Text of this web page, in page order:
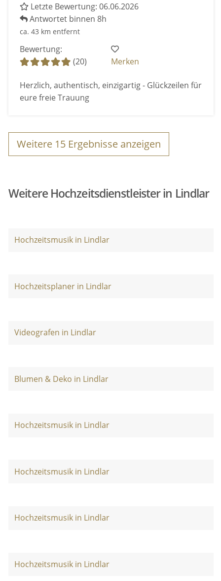
Letzte Bewertung: 06.06.2026
Antwortet binnen 8h
ca. 43 km entfernt
Bewertung:
(20)
Merken
Herzlich, authentisch, einzigartig - Glückzeilen für
eure freie Trauung
Weitere 15 Ergebnisse anzeigen
Weitere Hochzeitsdienstleister in Lindlar
Hochzeitsmusik in Lindlar
Hochzeitsplaner in Lindlar
Videografen in Lindlar
Blumen & Deko in Lindlar
Hochzeitsmusik in Lindlar
Hochzeitsmusik in Lindlar
Hochzeitsmusik in Lindlar
Hochzeitsmusik in Lindlar